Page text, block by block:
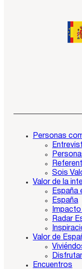
Personas
Sois
Valor de la
España
España
Impacto
Radar
Valor de
Encuentros